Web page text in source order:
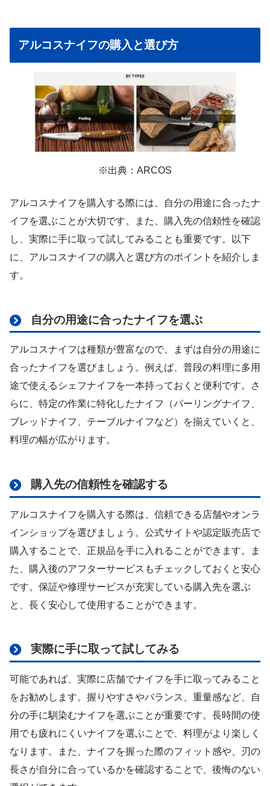
アルコスナイフの購入と選び方
※出典：ARCOS
アルコスナイフを購入する際には、自分の用途に合ったナ
イフを選ぶことが大切です。また、購入先の信頼性を確認
し、実際に手に取って試してみることも重要です。以下
に、アルコスナイフの購入と選び方のポイントを紹介しま
す。
自分の用途に合ったナイフを選ぶ
アルコスナイフは種類が豊富なので、まずは自分の用途に
合ったナイフを選びましょう。例えば、普段の料理に多用
途で使えるシェフナイフを一本持っておくと便利です。さ
らに、特定の作業に特化したナイフ（パーリングナイフ、
ブレッドナイフ、テーブルナイフなど）を揃えていくと、
料理の幅が広がります。
購入先の信頼性を確認する
アルコスナイフを購入する際は、信頼できる店舗やオンラ
インショップを選びましょう。公式サイトや認定販売店で
購入することで、正規品を手に入れることができます。ま
た、購入後のアフターサービスもチェックしておくと安心
です。保証や修理サービスが充実している購入先を選ぶ
と、長く安心して使用することができます。
実際に手に取って試してみる
可能であれば、実際に店舗でナイフを手に取ってみること
をお勧めします。握りやすさやバランス、重量感など、自
分の手に馴染むナイフを選ぶことが重要です。長時間の使
用でも疲れにくいナイフを選ぶことで、料理がより楽しく
なります。また、ナイフを握った際のフィット感や、刃の
長さが自分に合っているかを確認することで、後悔のない